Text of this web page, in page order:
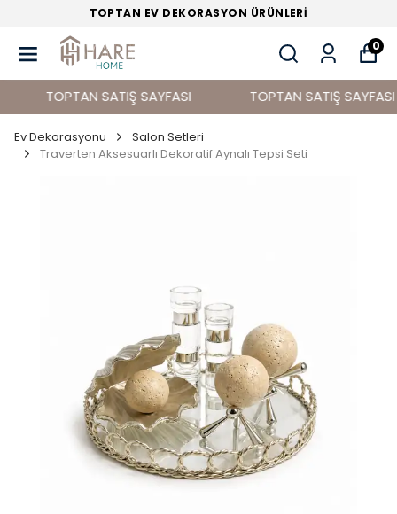
TOPTAN EV DEKORASYON ÜRÜNLERİ
0
TOPTAN SATIŞ SAYFASI TOPTAN SATIŞ SAYFASI
Ev Dekorasyonu
Salon Setleri
Traverten Aksesuarlı Dekoratif Aynalı Tepsi Seti